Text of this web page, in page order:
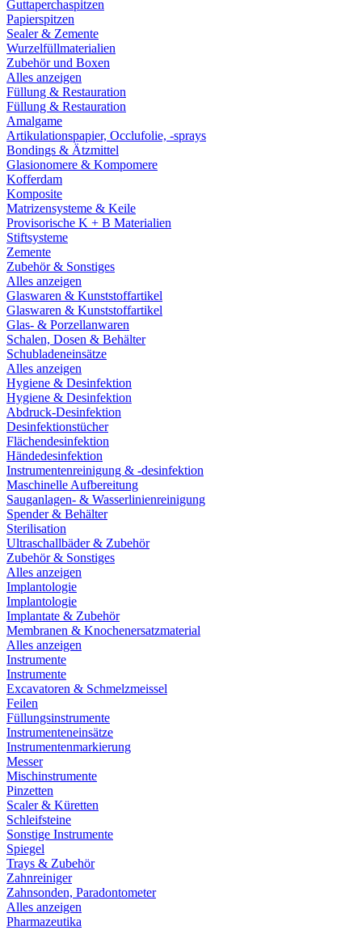
Guttaperchaspitzen
Papierspitzen
Sealer & Zemente
Wurzelfüllmaterialien
Zubehör und Boxen
Alles anzeigen
Füllung & Restauration
Füllung & Restauration
Amalgame
Artikulationspapier, Occlufolie, -sprays
Bondings & Ätzmittel
Glasionomere & Kompomere
Kofferdam
Komposite
Matrizensysteme & Keile
Provisorische K + B Materialien
Stiftsysteme
Zemente
Zubehör & Sonstiges
Alles anzeigen
Glaswaren & Kunststoffartikel
Glaswaren & Kunststoffartikel
Glas- & Porzellanwaren
Schalen, Dosen & Behälter
Schubladeneinsätze
Alles anzeigen
Hygiene & Desinfektion
Hygiene & Desinfektion
Abdruck-Desinfektion
Desinfektionstücher
Flächendesinfektion
Händedesinfektion
Instrumentenreinigung & -desinfektion
Maschinelle Aufbereitung
Sauganlagen- & Wasserlinienreinigung
Spender & Behälter
Sterilisation
Ultraschallbäder & Zubehör
Zubehör & Sonstiges
Alles anzeigen
Implantologie
Implantologie
Implantate & Zubehör
Membranen & Knochenersatzmaterial
Alles anzeigen
Instrumente
Instrumente
Excavatoren & Schmelzmeissel
Feilen
Füllungsinstrumente
Instrumenteneinsätze
Instrumentenmarkierung
Messer
Mischinstrumente
Pinzetten
Scaler & Küretten
Schleifsteine
Sonstige Instrumente
Spiegel
Trays & Zubehör
Zahnreiniger
Zahnsonden, Paradontometer
Alles anzeigen
Pharmazeutika